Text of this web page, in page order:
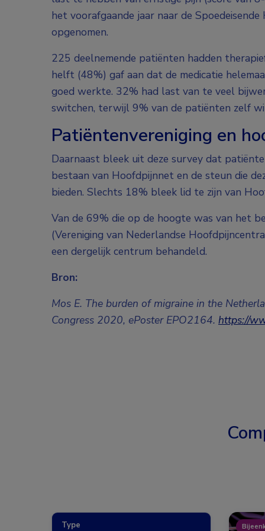
het voorafgaande jaar naar de
opgenomen.
225 deelnemende patiënten hadden
helft (48%) gaf aan dat de medicatie
goed werkte. 32% had last van te veel
switchen, terwijl 9% van de patiënten zelf
Patiëntenvereniging en
Daarnaast bleek uit deze survey dat
bestaan van Hoofdpijnnet en de steun die
bieden. Slechts 18% bleek lid te zijn van
Van de 69% die op de hoogte was van het
(Vereniging van Nederlandse
een dergelijk centrum behandeld.
Bron:
Mos E. The burden of migraine in the
Congress 2020, ePoster EPO2164. https://
Type